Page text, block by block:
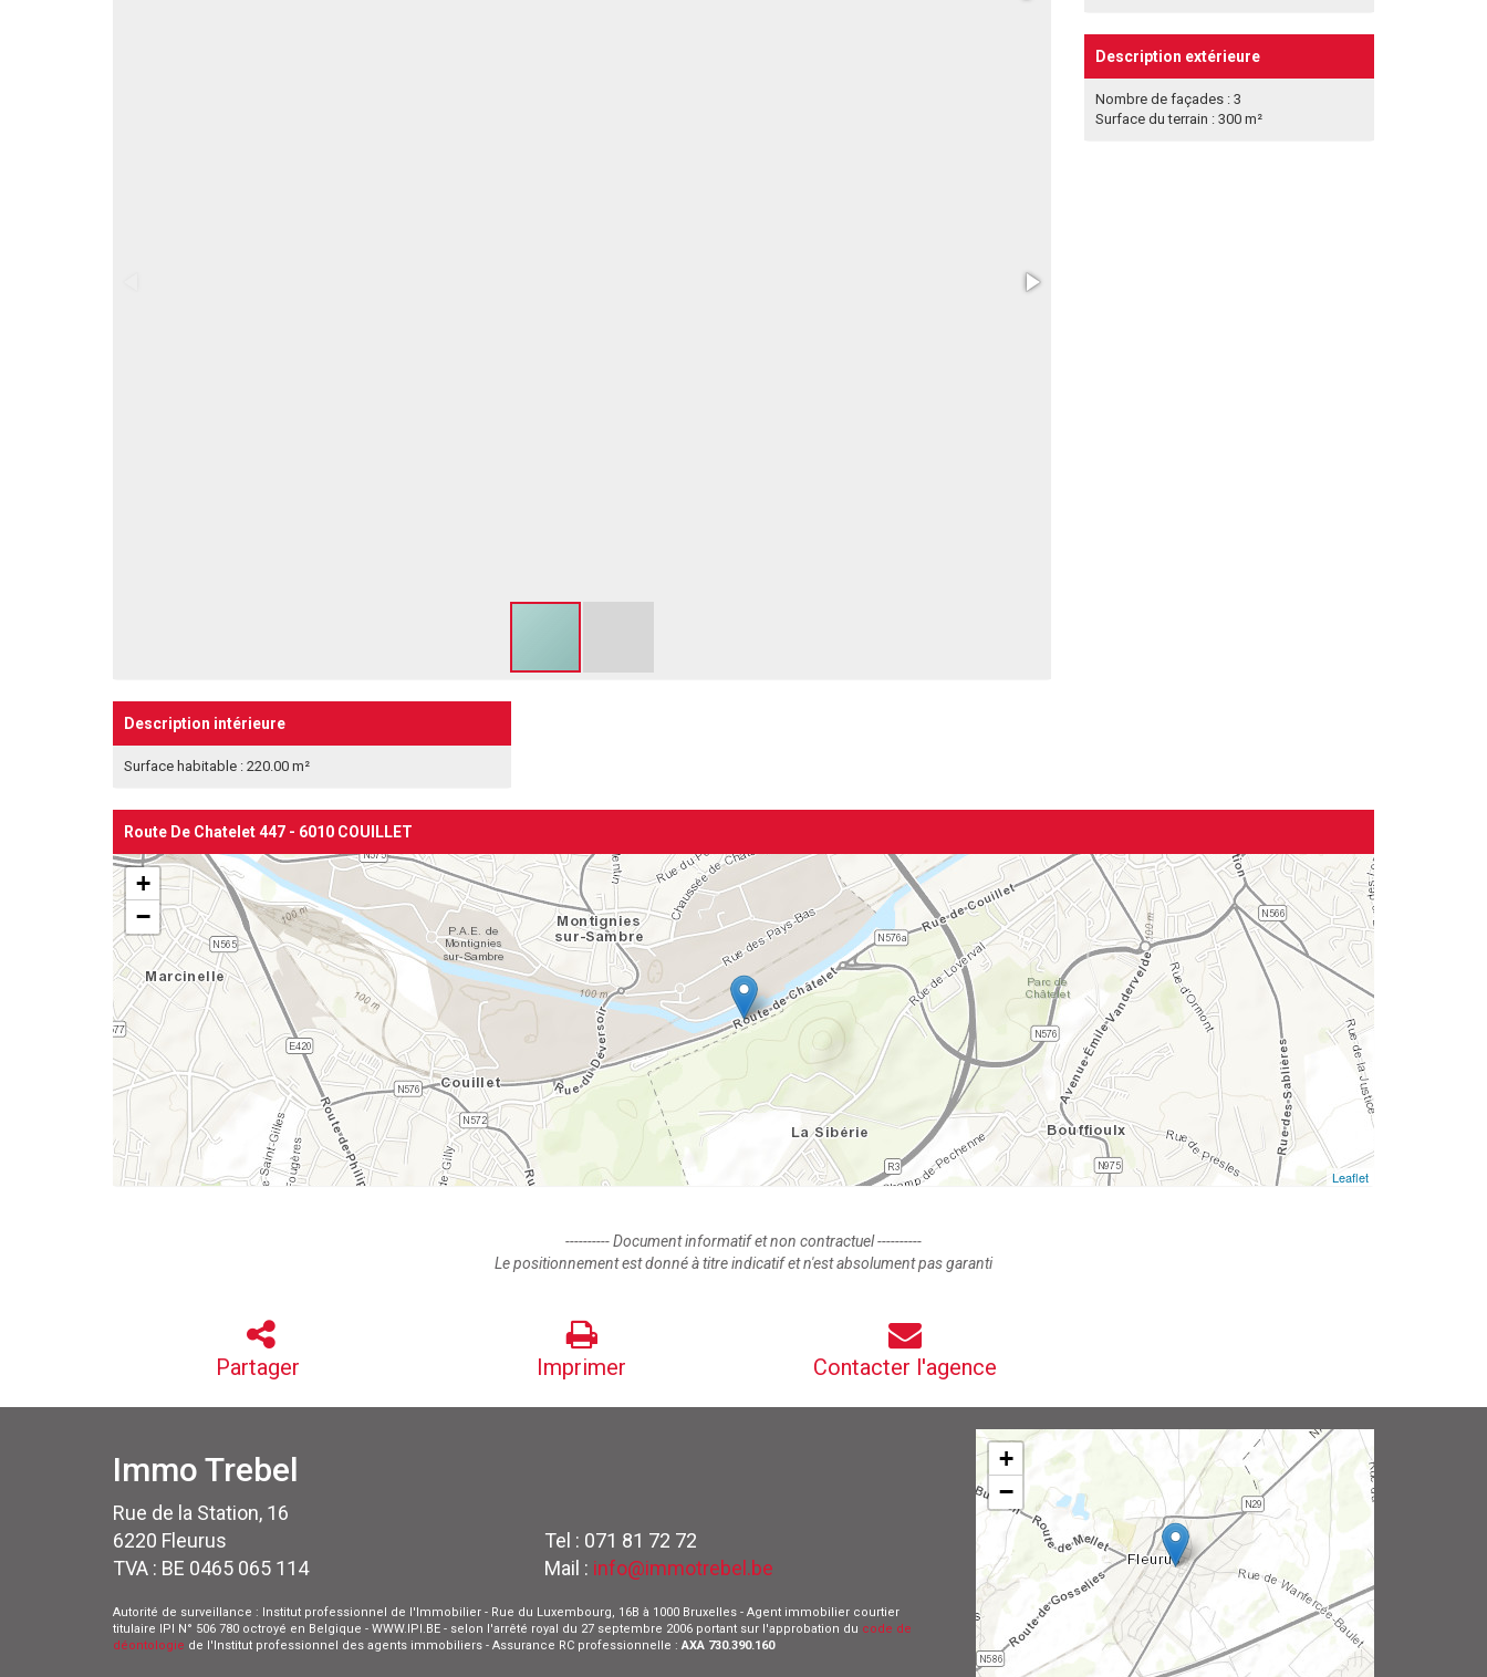
Description extérieure
Nombre de façades : 3
Surface du terrain : 300 m²
Description intérieure
Surface habitable : 220.00 m²
Route De Chatelet 447 - 6010 COUILLET
+
−
Leaflet
---------- Document informatif et non contractuel ----------
Le positionnement est donné à titre indicatif et n'est absolument pas garanti
Partager Imprimer Contacter l'agence
Immo Trebel
Rue de la Station, 16
6220 Fleurus
TVA : BE 0465 065 114
Tel : 071 81 72 72
Mail : info@immotrebel.be
Autorité de surveillance : Institut professionnel de l'Immobilier - Rue du Luxembourg, 16B à 1000 Bruxelles - Agent immobilier courtier
titulaire IPI N° 506 780 octroyé en Belgique - WWW.IPI.BE - selon l'arrêté royal du 27 septembre 2006 portant sur l'approbation du code de
déontologie de l'Institut professionnel des agents immobiliers - Assurance RC professionnelle :AXA 730.390.160
+
−